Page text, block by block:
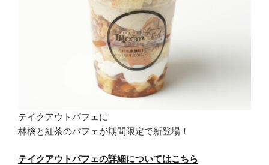
テイクアウトパフェに
林檎と紅茶のパフェが期間限定で新登場！
テイクアウトパフェの詳細についてはこちら